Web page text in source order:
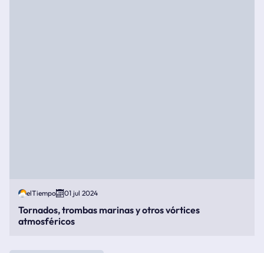
elTiempo 01 jul 2024
Tornados, trombas marinas y otros vórtices
atmosféricos